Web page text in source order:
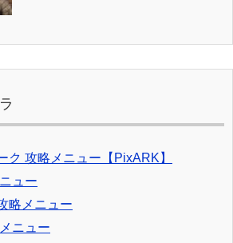
ク 攻略メニュー【PixARK】
ュー
略メニュー
ニュー